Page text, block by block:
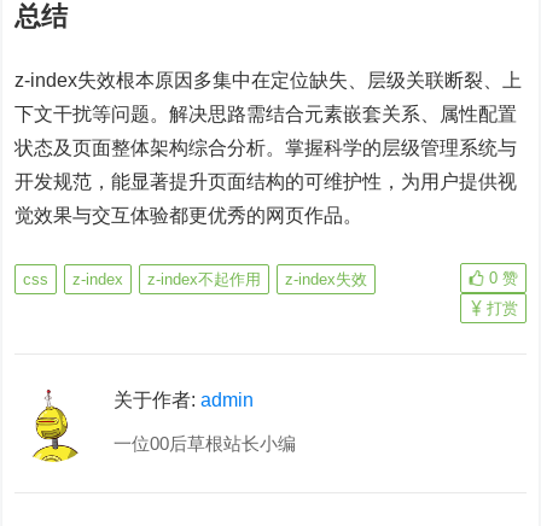
总结
z-index失效根本原因多集中在定位缺失、层级关联断裂、上
下文干扰等问题。解决思路需结合元素嵌套关系、属性配置
状态及页面整体架构综合分析。掌握科学的层级管理系统与
开发规范，能显著提升页面结构的可维护性，为用户提供视
觉效果与交互体验都更优秀的网页作品。
css z-index z-index不起作用 z-index失效 0 赞
打赏
关于作者:admin
一位00后草根站长小编